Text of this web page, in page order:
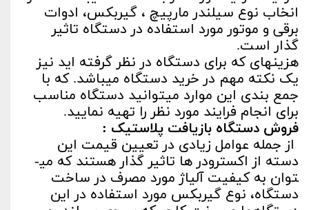
انخاب نوع سیلندر مارپیچ ، گیربکس، ادوات
برقی و موتور مورد استفاده در دستگاه تاثیر
گذار است.
هزینه­ای که برای دستگاه در نظر گرفته اید نیز
یک نکته مهم در خرید دستگاه می­باشد. که با
جمع بندی این موارد می­توانید دستگاه مناسب
برای انجام فرایند مورد نظر را تهیه نمایید.
فروش دستگاه بازیافت پلاستیک :
از جمله عوامل زیادی در تعیین قیمت این
دسته از اکسترودر ها تاثیر گذار هستند که می­
توان به کیفیت آلیاژ مورد مصرف در ساخت
دستگاه، نوع گیربکس مورد استفاده در این